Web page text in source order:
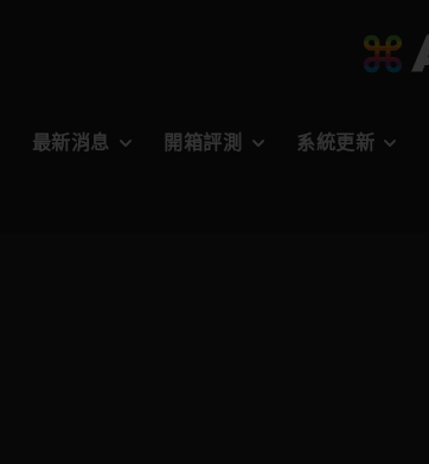
最新消息 開箱評測 系統更新